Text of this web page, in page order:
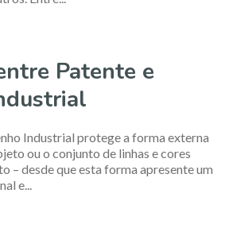
Patente e
Industrial protege a forma externa
ou o conjunto de linhas e cores
– desde que esta forma apresente um
e...